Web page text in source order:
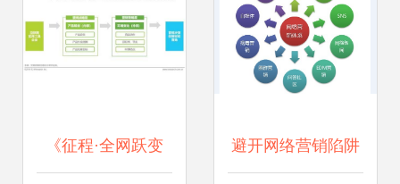
《征程·全网跃变 避开网络营销陷阱